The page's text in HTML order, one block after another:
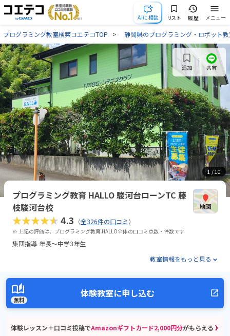
AIに相談 リスト 履歴 メニュー
プログラミング教室検索コエテコTOP 静岡県のプログラミング・ロボット
1 / 10
追加 共有
プログラミング教育 HALLO 駿河台ローンTC 藤
枝駿河台校
★★★★★4.3 （全326件の口コミ）
※ 上記の評価は、プログラミング教育 HALLO全体の口コミ点数・件数です
集団指導 年長～中学3年生
教室情報をもっと見る
無料
体験教室に申し込む
体験レッスン＋口コミ投稿でAmazonギフトカード2,000円分がもらえる！